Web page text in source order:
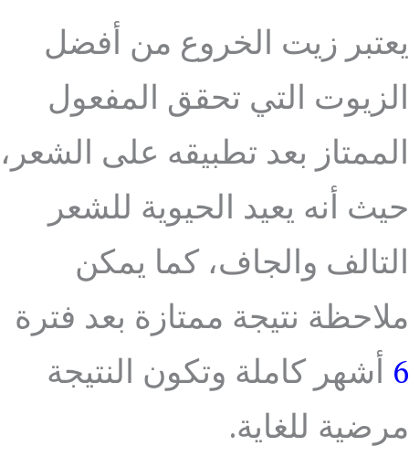
يعتبر زيت الخروع من أفضل
الزيوت التي تحقق المفعول
الممتاز بعد تطبيقه على الشعر،
حيث أنه يعيد الحيوية للشعر
التالف والجاف، كما يمكن
ملاحظة نتيجة ممتازة بعد فترة
6 أشهر كاملة وتكون النتيجة
مرضية للغاية.